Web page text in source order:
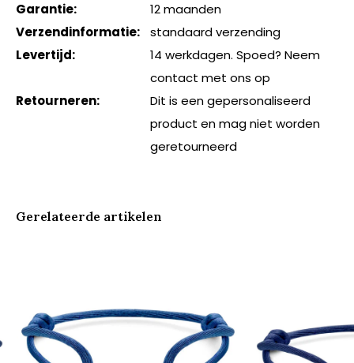
Garantie:
12 maanden
Verzendinformatie:
standaard verzending
Levertijd:
14 werkdagen. Spoed? Neem
contact met ons op
Retourneren:
Dit is een gepersonaliseerd
product en mag niet worden
geretourneerd
Gerelateerde artikelen